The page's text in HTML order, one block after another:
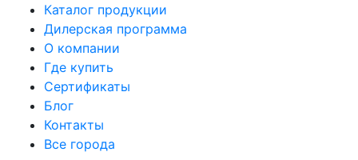
Каталог продукции
Дилерская программа
О компании
Где купить
Сертификаты
Блог
Контакты
Все города